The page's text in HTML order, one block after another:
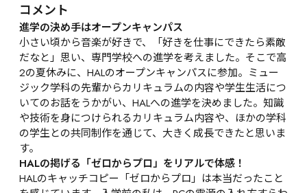
コメント
進学の決め手はオープンキャンパス
小さい頃から音楽が好きで、「好きを仕事にできたら素敵
だなと」思い、専門学校への進学を考えました。そこで高
2の夏休みに、HALのオープンキャンパスに参加。ミュー
ジック学科の先輩からカリキュラムの内容や学生生活につ
いてのお話をうかがい、HALへの進学を決めました。知識
や技術を身につけられるカリキュラム内容や、ほかの学科
の学生との共同制作を通じて、大きく成長できたと思いま
す。
HALの掲げる「ゼロからプロ」をリアルで体感！
HALのキャッチコピー「ゼロからプロ」は本当だったこと